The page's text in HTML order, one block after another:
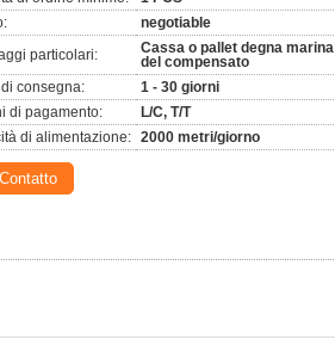
negotiable
particolari:
Cassa o pallet degna marina
del compensato
consegna:
1 - 30 giorni
di pagamento:
L/C, T/T
di alimentazione: 2000 metri/giorno
Contatto